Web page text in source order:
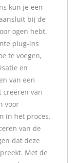
kun je een
bij de
ogen hebt.
plug-ins
te voegen,
en
van een
creëren van
voor
in het proces.
van de
dat deze
Met de